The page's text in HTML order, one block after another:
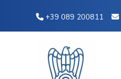
contenuto
+39 089 200811
articoli